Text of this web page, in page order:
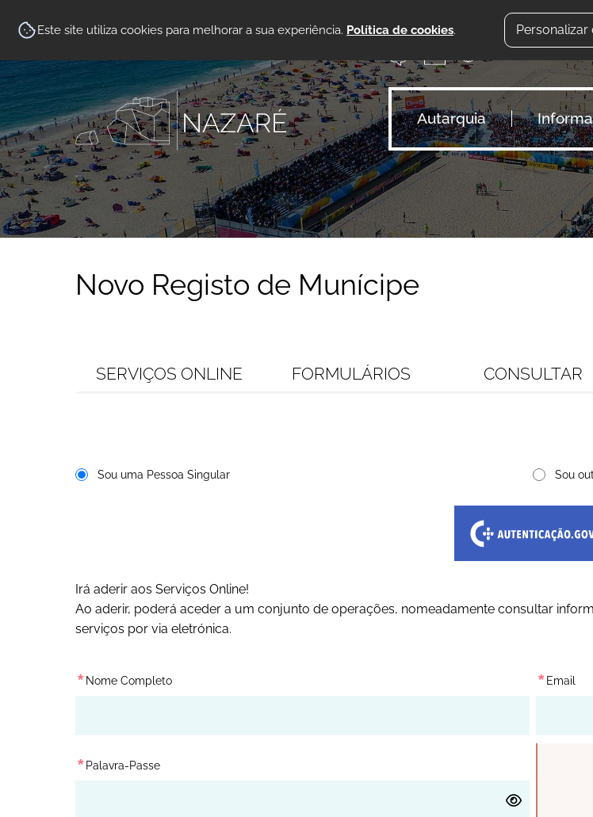
Este site utiliza cookies para melhorar a sua experiência. Política de cookies. Personalizar
Autarquia
Novo Registo de Munícipe
SERVIÇOS ONLINE FORMULÁRIOS CONSULTAR
Sou uma Pessoa Singular Sou
Irá aderir aos Serviços Online!
Ao aderir, poderá aceder a um conjunto de operações, nomeadamente consultar
serviços por via eletrónica.
* Nome Completo * Email
* Palavra-Passe